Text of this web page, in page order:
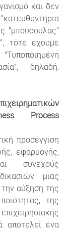
και δεν
"μπούσουλας"
τότε έχουμε
δηλαδή:
Process
προσέγγιση
εφαρμογής,
συνεχούς
μιας
αύξηση της
της
αποτελεί ένα